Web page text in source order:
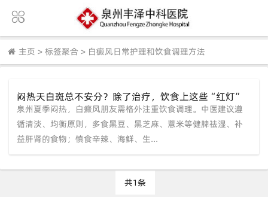
主页 > 标签聚合 > 白癜风日常护理和饮食调理方法
闷热天白斑总不安分？除了治疗，饮食上这些“红灯”
食物千万别碰！（附调理指南）
泉州夏季闷热，白癜风朋友需格外注重饮食调理。中医建议遵
循清淡、均衡原则，多食黑豆、黑芝麻、薏米等健脾祛湿、补
益肝肾的食物；慎食辛辣、海鲜、生...
共1条